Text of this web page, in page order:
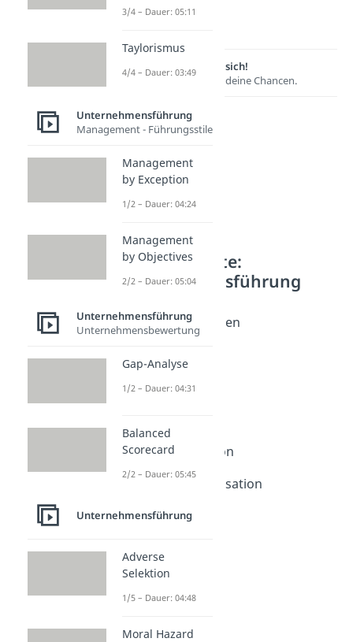
Lernen lohnt sich!
Entdecke hier deine Chancen.
Weitere Inhalte:
Unternehmensführung
Organisationsformen
Dauer: 03:46
Stabliniensystem
Dauer: 04:04
Spartenorganisation
Dauer: 05:05
Funktionale Organisation
Matrixorganisation
3/4 – Dauer: 05:11
Taylorismus
4/4 – Dauer: 03:49
Unternehmensführung
Management - Führungsstile
Management
by Exception
1/2 – Dauer: 04:24
Management
by Objectives
2/2 – Dauer: 05:04
Unternehmensführung
Unternehmensbewertung
Gap-Analyse
1/2 – Dauer: 04:31
Balanced
Scorecard
2/2 – Dauer: 05:45
Unternehmensführung
Adverse
Selektion
1/5 – Dauer: 04:48
Moral Hazard